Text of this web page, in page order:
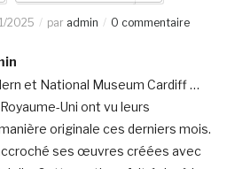
2025 par admin 0 commentaire
et National Museum Cardiff …
Uni ont vu leurs
originale ces derniers mois.
ses œuvres créées avec